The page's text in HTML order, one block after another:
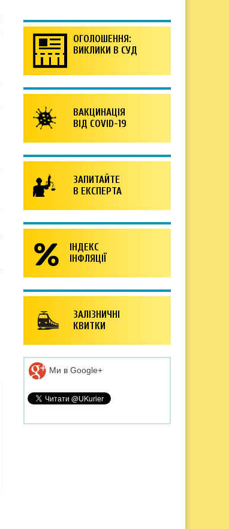
ОГОЛОШЕННЯ:
ВИКЛИКИ В СУД
ВАКЦИНАЦІЯ
ВІД COVID-19
ЗАПИТАЙТЕ
В ЕКСПЕРТА
ІНДЕКС
ІНФЛЯЦІЇ
ЗАЛІЗНИЧНІ
КВИТКИ
Ми в Google+